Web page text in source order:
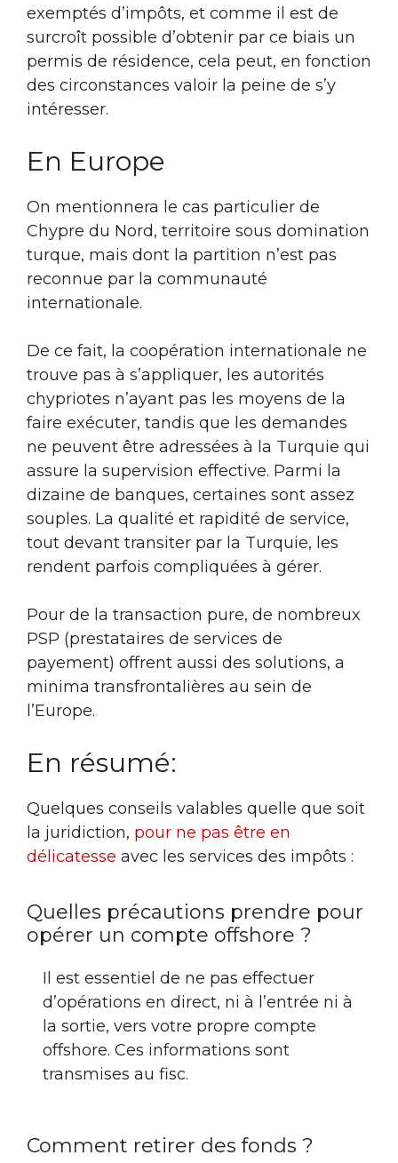
exemptés d’impôts, et comme il est de
surcroît possible d’obtenir par ce biais un
permis de résidence, cela peut, en fonction
des circonstances valoir la peine de s’y
intéresser.
En Europe
On mentionnera le cas particulier de
Chypre du Nord, territoire sous domination
turque, mais dont la partition n’est pas
reconnue par la communauté
internationale.
De ce fait, la coopération internationale ne
trouve pas à s’appliquer, les autorités
chypriotes n’ayant pas les moyens de la
faire exécuter, tandis que les demandes
ne peuvent être adressées à la Turquie qui
assure la supervision effective. Parmi la
dizaine de banques, certaines sont assez
souples. La qualité et rapidité de service,
tout devant transiter par la Turquie, les
rendent parfois compliquées à gérer.
Pour de la transaction pure, de nombreux
PSP (prestataires de services de
payement) offrent aussi des solutions, a
minima transfrontalières au sein de
l’Europe.
En résumé:
Quelques conseils valables quelle que soit
la juridiction, pour ne pas être en
délicatesse avec les services des impôts :
Quelles précautions prendre pour
opérer un compte offshore ?
Il est essentiel de ne pas effectuer
d’opérations en direct, ni à l’entrée ni à
la sortie, vers votre propre compte
offshore. Ces informations sont
transmises au fisc.
Comment retirer des fonds ?